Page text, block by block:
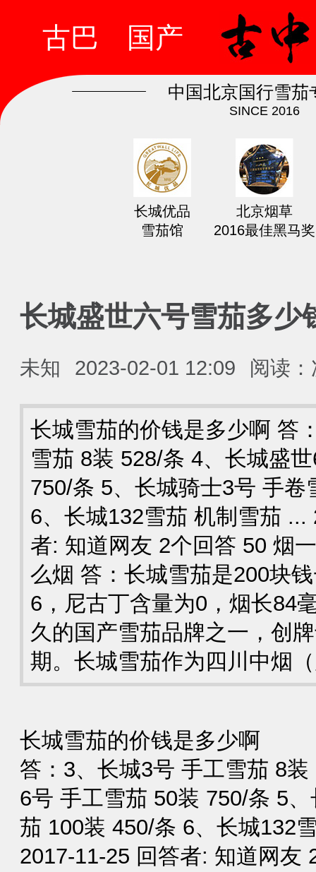
古巴 国产
中国北京国行雪茄
SINCE 2016
长城优品
雪茄馆
北京烟草
2016最佳黑马奖
长城盛世六号雪茄多少
未知 2023-02-01 12:09 阅读：
长城雪茄的价钱是多少啊 答
雪茄 8装 528/条 4、长城盛
750/条 5、长城骑士3号 手卷
6、长城132雪茄 机制雪茄 ...
者: 知道网友 2个回答 50 烟
么烟 答：长城雪茄是200块
6，尼古丁含量为0，烟长84
久的国产雪茄品牌之一，创
期。长城雪茄作为四川中烟
长城雪茄的价钱是多少啊
答：3、长城3号 手工雪茄 8
6号 手工雪茄 50装 750/条 5
茄 100装 450/条 6、长城132
2017-11-25 回答者: 知道网友